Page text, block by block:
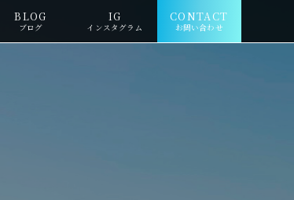
BLOG
ブログ
IG
インスタグラム
CONTACT
お問い合わせ